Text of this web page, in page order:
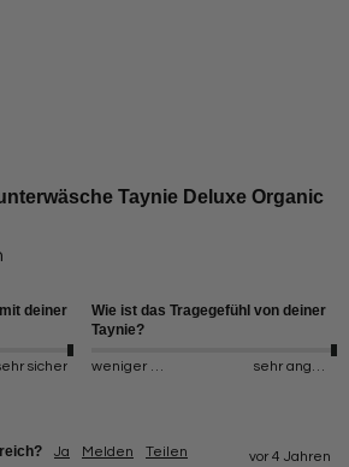
Taynie Deluxe Organic
deiner
sicher
Wie ist das Tragegefühl von deiner
Taynie?
weniger angenehm sehr angenehm
Ja Melden Teilen vor 4 Jahren